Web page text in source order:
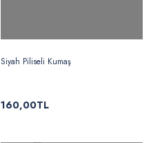
Siyah Piliseli Kumaş
160,00TL